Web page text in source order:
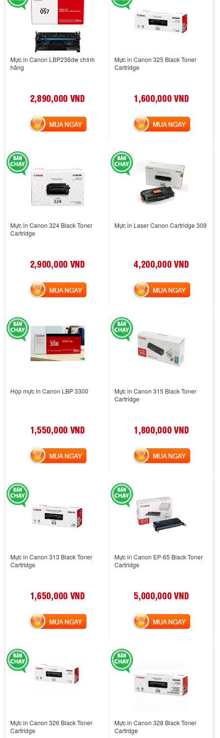
Mực in Canon LBP236dw chính
hãng
2,890,000 VND
MUA NGAY
Mực in Canon 325 Black Toner
Cartridge
1,600,000 VND
MUA NGAY
Mực in Canon 324 Black Toner
Cartridge
2,900,000 VND
MUA NGAY
Mực in Laser Canon Cartridge 309
4,200,000 VND
MUA NGAY
Hộp mực in Canon LBP 3300
1,550,000 VND
MUA NGAY
Mực in Canon 315 Black Toner
Cartridge
1,800,000 VND
MUA NGAY
Mực in Canon 313 Black Toner
Cartridge
1,650,000 VND
MUA NGAY
Mực in Canon EP-65 Black Toner
Cartridge
5,000,000 VND
MUA NGAY
Mực in Canon 326 Black Toner
Cartridge
Mực in Canon 328 Black Toner
Cartrdge